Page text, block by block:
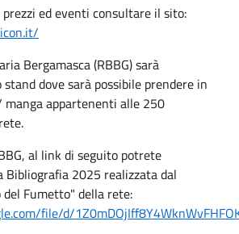
ed eventi consultare il sito:
Bergamasca (RBBG) sarà
dove sarà possibile prendere in
appartenenti alle 250
al link di seguito potrete
Bibliografia 2025 realizzata dal
del Fumetto" della rete:
file/d/